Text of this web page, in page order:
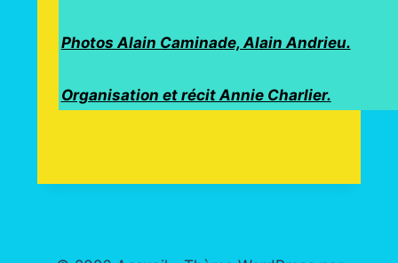
Photos Alain Caminade, Alain Andrieu.
Organisation et récit Annie Charlier.